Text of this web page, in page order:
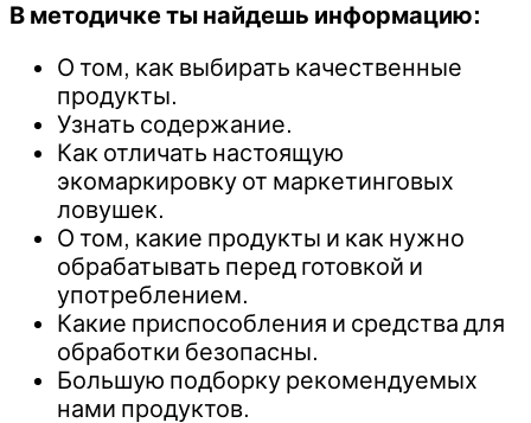
В методичке ты найдешь информацию:
О том, как выбирать качественные
продукты.
Узнать содержание.
Как отличать настоящую
экомаркировку от маркетинговых
ловушек.
О том, какие продукты и как нужно
обрабатывать перед готовкой и
употреблением.
Какие приспособления и средства для
обработки безопасны.
Большую подборку рекомендуемых
нами продуктов.